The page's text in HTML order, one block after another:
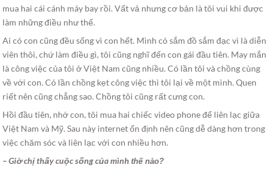
mua hai cái cánh máy bay rồi. Vất vả nhưng cơ bản là tôi vui khi được
làm những điều như thế.
Ai có con cũng đều sống vì con hết. Mình có sắm đồ sắm đạc vì là diễn
viên thôi, chứ làm điều gì, tôi cũng nghĩ đến con gái đầu tiên. May mắn
là công việc của tôi ở Việt Nam cũng nhiều. Có lần tôi và chồng cùng
về với con. Có lần chồng kẹt công việc thì tôi lại về một mình. Quen
riết nên cũng chẳng sao. Chồng tôi cũng rất cưng con.
Hồi đầu tiên, nhớ con, tôi mua hai chiếc video phone để liên lạc giữa
Việt Nam và Mỹ. Sau này internet ổn định nên cũng dễ dàng hơn trong
việc chăm sóc và liên lạc với con nhiều hơn.
– Giờ chị thấy cuộc sống của mìnhthế nào?